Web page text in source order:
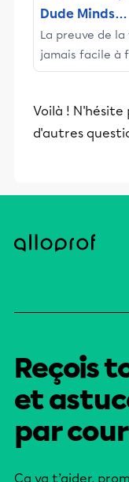
Dude Minds…
La preuve de
jamais facile à
élèves de
Voilà ! N'hésite
d'autres
Reçois
et
par
Ça va t’aider,